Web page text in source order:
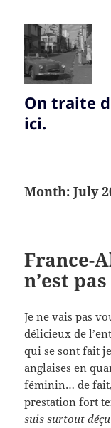
On traite
ici.
Month:July
France-
n’est
Je ne vais pas
délicieux de
qui se sont fait
anglaises en
féminin… de
prestation fort
suis surtout